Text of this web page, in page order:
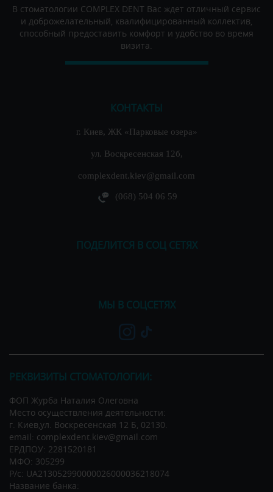
В стоматологии COMPLEX DENT Вас ждет отличный сервис
и доброжелательный, квалифицированный коллектив,
способный предоставить комфорт и удобство во время
визита.
КОНТАКТЫ
г. Киев, ЖК «Парковые озера»
ул. Воскресенская 12б,
complexdent.kiev@gmail.com
(068) 504 06 59
ПОДЕЛИТСЯ В СОЦ СЕТЯХ
МЫ В СОЦСЕТЯХ
РЕКВИЗИТЫ СТОМАТОЛОГИИ:
ФОП Журба Наталия Олеговна
Место осуществления деятельности:
г. Киев,ул. Воскресенская 12 Б, 02130.
email: complexdent.kiev@gmail.com
ЕРДПОУ: 2281520181
МФО: 305299
Р/c: UA213052990000026000036218074
Название банка: